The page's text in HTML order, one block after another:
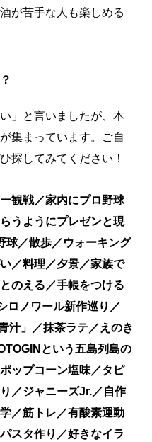
が苦手な人も楽しめる
」と言いましたが、本
集まっています。ご自
探してみてください！
観戦／家内にプロ野球
うようにプレゼンと現
球／散歩／ウォーキング
／料理／夕景／家族で
のえる／手帳をつける
ロノワール新作巡り／
汁」／抹茶ラテ／えのき
という五島列島の
ップコーン塩味／タピ
／ジャニーズJr.／自作
／筋トレ／有酸素運動
スタ作り／好きなイラ